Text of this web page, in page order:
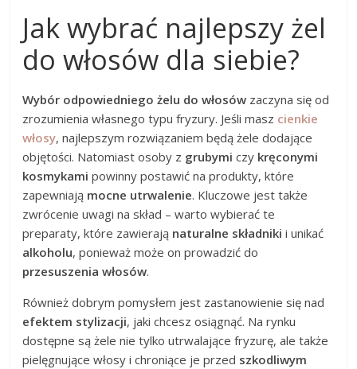
Jak wybrać najlepszy żel
do włosów dla siebie?
Wybór odpowiedniego żelu do włosów zaczyna się od
zrozumienia własnego typu fryzury. Jeśli masz cienkie
włosy, najlepszym rozwiązaniem będą żele dodające
objętości. Natomiast osoby z grubymi czy kręconymi
kosmykami powinny postawić na produkty, które
zapewniają mocne utrwalenie. Kluczowe jest także
zwrócenie uwagi na skład – warto wybierać te
preparaty, które zawierają naturalne składniki i unikać
alkoholu, ponieważ może on prowadzić do
przesuszenia włosów.
Również dobrym pomysłem jest zastanowienie się nad
efektem stylizacji, jaki chcesz osiągnąć. Na rynku
dostępne są żele nie tylko utrwalające fryzurę, ale także
pielęgnujące włosy i chroniące je przed szkodliwym